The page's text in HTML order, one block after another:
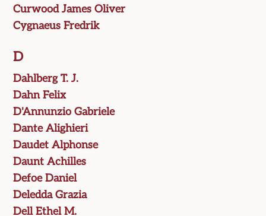
Curwood James Oliver
Cygnaeus Fredrik
D
Dahlberg T. J.
Dahn Felix
D'Annunzio Gabriele
Dante Alighieri
Daudet Alphonse
Daunt Achilles
Defoe Daniel
Deledda Grazia
Dell Ethel M.